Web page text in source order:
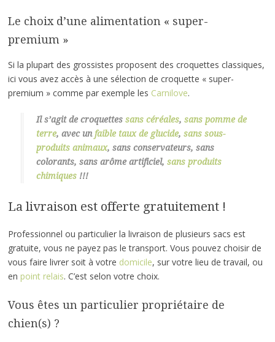
Le choix d’une alimentation « super-
premium »
Si la plupart des grossistes proposent des croquettes classiques,
ici vous avez accès à une sélection de croquette « super-
premium » comme par exemple les Carnilove.
Il s’agit de croquettes sans céréales, sans pomme de
terre, avec un faible taux de glucide, sans sous-
produits animaux, sans conservateurs, sans
colorants, sans arôme artificiel, sans produits
chimiques!!!
La livraison est offerte gratuitement !
Professionnel ou particulier la livraison de plusieurs sacs est
gratuite, vous ne payez pas le transport. Vous pouvez choisir de
vous faire livrer soit à votre domicile, sur votre lieu de travail, ou
en point relais. C’est selon votre choix.
Vous êtes un particulier propriétaire de
chien(s) ?